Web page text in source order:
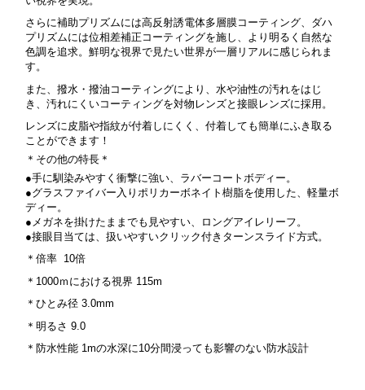
さらに補助プリズムには高反射誘電体多層膜コーティング、ダハ
プリズムには位相差補正コーティングを施し、より明るく自然な
色調を追求。鮮明な視界で見たい世界が一層リアルに感じられま
す。
また、撥水・撥油コーティングにより、水や油性の汚れをはじ
き、汚れにくいコーティングを対物レンズと接眼レンズに採用。
レンズに皮脂や指紋が付着しにくく、付着しても簡単にふき取る
ことができます！
＊その他の特長＊
●手に馴染みやすく衝撃に強い、ラバーコートボディー。
●グラスファイバー入りポリカーボネイト樹脂を使用した、軽量ボ
ディー。
●メガネを掛けたままでも見やすい、ロングアイレリーフ。
●接眼目当ては、扱いやすいクリック付きターンスライド方式。
＊倍率 10倍
＊1000ｍにおける視界 115m
＊ひとみ径 3.0mm
＊明るさ 9.0
＊防水性能 1mの水深に10分間浸っても影響のない防水設計